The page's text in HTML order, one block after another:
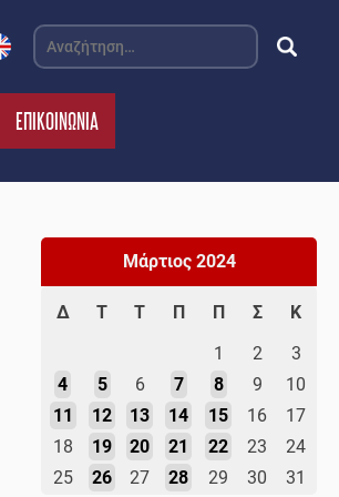
Αναζήτηση
για:
ΕΠΙΚΟΙΝΩΝΙΑ
Μάρτιος 2024
Δ Τ Τ Π Π Σ
Κ
1
2
3
4
5 6 7 8 9
10
11
12 13 14 15 16
17
18
19 20 21 22 23
24
25
26 27 28 29 30
31